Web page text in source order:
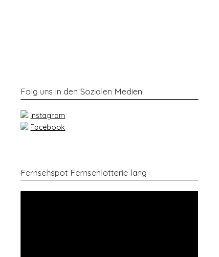
Folg uns in den Sozialen Medien!
Instagram
Facebook
Fernsehspot Fernsehlotterie lang